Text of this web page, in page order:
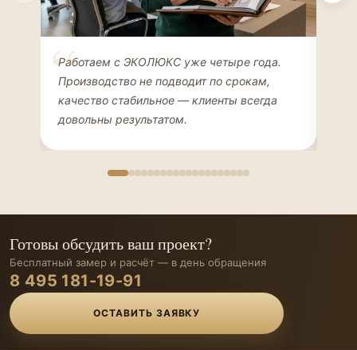
Елена Соколова
ДИЗАЙНЕР ИНТЕРЬЕРОВ
Работаем с ЭКОЛЮКС уже четыре года.
Производство не подводит по срокам,
качество стабильное — клиенты всегда
довольны результатом.
Готовы обсудить ваш проект?
Бесплатный замер и расчёт — в день обращения
8 495 181-19-91
ОСТАВИТЬ ЗАЯВКУ